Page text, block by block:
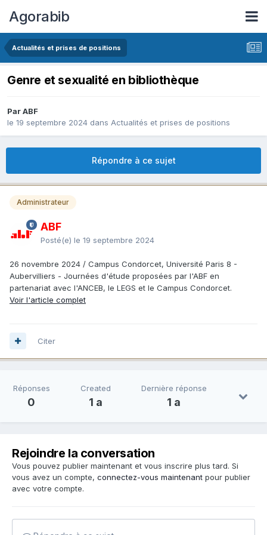
Agorabib
Actualités et prises de positions
Genre et sexualité en bibliothèque
Par ABF
le 19 septembre 2024 dans Actualités et prises de positions
Répondre à ce sujet
Administrateur
ABF
Posté(e) le 19 septembre 2024
26 novembre 2024 / Campus Condorcet, Université Paris 8 -
Aubervilliers - Journées d'étude proposées par l'ABF en
partenariat avec l'ANCEB, le LEGS et le Campus Condorcet.
Voir l'article complet
Citer
Réponses
0
Created
1 a
Dernière réponse
1 a
Rejoindre la conversation
Vous pouvez publier maintenant et vous inscrire plus tard. Si
vous avez un compte, connectez-vous maintenant pour publier
avec votre compte.